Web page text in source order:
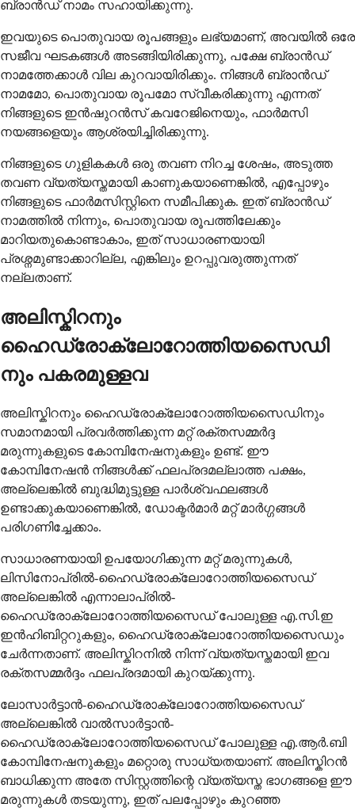
ബ്രാൻഡ് നാമം സഹായിക്കുന്നു.
ഇവയുടെ പൊതുവായ രൂപങ്ങളും ലഭ്യമാണ്, അവയിൽ ഒരേ
സജീവ ഘടകങ്ങൾ അടങ്ങിയിരിക്കുന്നു, പക്ഷേ ബ്രാൻഡ്
നാമത്തേക്കാൾ വില കുറവായിരിക്കും. നിങ്ങൾ ബ്രാൻഡ്
നാമമോ, പൊതുവായ രൂപമോ സ്വീകരിക്കുന്നു എന്നത്
നിങ്ങളുടെ ഇൻഷുറൻസ് കവറേജിനെയും, ഫാർമസി
നയങ്ങളെയും ആശ്രയിച്ചിരിക്കുന്നു.
നിങ്ങളുടെ ഗുളികകൾ ഒരു തവണ നിറച്ച ശേഷം, അടുത്ത
തവണ വ്യത്യസ്തമായി കാണുകയാണെങ്കിൽ, എപ്പോഴും
നിങ്ങളുടെ ഫാർമസിസ്റ്റിനെ സമീപിക്കുക. ഇത് ബ്രാൻഡ്
നാമത്തിൽ നിന്നും, പൊതുവായ രൂപത്തിലേക്കും
മാറിയതുകൊണ്ടാകാം, ഇത് സാധാരണയായി
പ്രശ്നമുണ്ടാക്കാറില്ല, എങ്കിലും ഉറപ്പുവരുത്തുന്നത്
നല്ലതാണ്.
അലിസ്കിറനും
ഹൈഡ്രോക്ലോറോത്തിയസൈഡി
നും പകരമുള്ളവ
അലിസ്കിറനും ഹൈഡ്രോക്ലോറോത്തിയസൈഡിനും
സമാനമായി പ്രവർത്തിക്കുന്ന മറ്റ് രക്തസമ്മർദ്ദ
മരുന്നുകളുടെ കോമ്പിനേഷനുകളും ഉണ്ട്. ഈ
കോമ്പിനേഷൻ നിങ്ങൾക്ക് ഫലപ്രദമല്ലാത്ത പക്ഷം,
അല്ലെങ്കിൽ ബുദ്ധിമുട്ടുള്ള പാർശ്വഫലങ്ങൾ
ഉണ്ടാക്കുകയാണെങ്കിൽ, ഡോക്ടർമാർ മറ്റ് മാർഗ്ഗങ്ങൾ
പരിഗണിച്ചേക്കാം.
സാധാരണയായി ഉപയോഗിക്കുന്ന മറ്റ് മരുന്നുകൾ,
ലിസിനോപ്രിൽ-ഹൈഡ്രോക്ലോറോത്തിയസൈഡ്
അല്ലെങ്കിൽ എന്നാലാപ്രിൽ-
ഹൈഡ്രോക്ലോറോത്തിയസൈഡ് പോലുള്ള എ.സി.ഇ
ഇൻഹിബിറ്ററുകളും, ഹൈഡ്രോക്ലോറോത്തിയസൈഡും
ചേർന്നതാണ്. അലിസ്കിറനിൽ നിന്ന് വ്യത്യസ്തമായി ഇവ
രക്തസമ്മർദ്ദം ഫലപ്രദമായി കുറയ്ക്കുന്നു.
ലോസാർട്ടാൻ-ഹൈഡ്രോക്ലോറോത്തിയസൈഡ്
അല്ലെങ്കിൽ വാൽസാർട്ടാൻ-
ഹൈഡ്രോക്ലോറോത്തിയസൈഡ് പോലുള്ള എ.ആർ.ബി
കോമ്പിനേഷനുകളും മറ്റൊരു സാധ്യതയാണ്. അലിസ്കിറൻ
ബാധിക്കുന്ന അതേ സിസ്റ്റത്തിന്റെ വ്യത്യസ്ത ഭാഗങ്ങളെ ഈ
മരുന്നുകൾ തടയുന്നു, ഇത് പലപ്പോഴും കുറഞ്ഞ